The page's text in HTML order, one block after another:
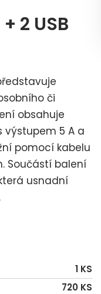
2 USB
představuje
či
obsahuje
výstupem 5 A a
pomocí kabelu
Součástí balení
usnadní
1 KS
720 KS